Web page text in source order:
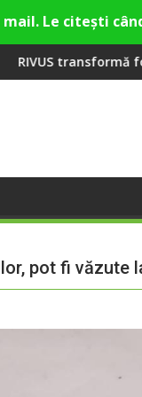
la Fashion Village
platformă
pot fi văzute